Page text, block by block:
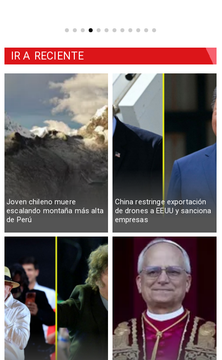
Joven chileno muere
escalando montaña más alta
de Perú
China restringe exportación
de drones a EEUU y sanciona
empresas
IR A RECIENTE